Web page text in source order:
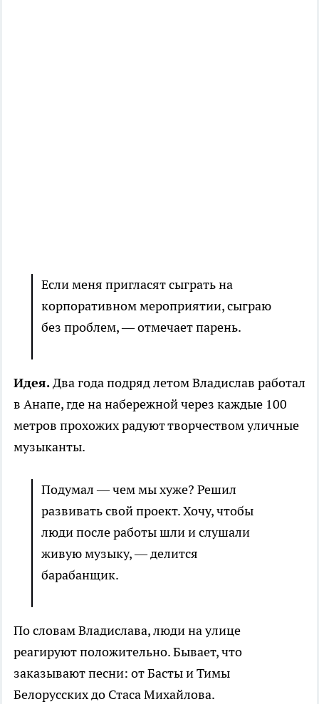
Если меня пригласят сыграть на
корпоративном мероприятии, сыграю
без проблем, — отмечает парень.
Идея.Два года подряд летом Владислав работал
в Анапе, где на набережной через каждые 100
метров прохожих радуют творчеством уличные
музыканты.
Подумал — чем мы хуже? Решил
развивать свой проект. Хочу, чтобы
люди после работы шли и слушали
живую музыку, — делится
барабанщик.
По словам Владислава, люди на улице
реагируют положительно. Бывает, что
заказывают песни: от Басты и Тимы
Белорусских до Стаса Михайлова.